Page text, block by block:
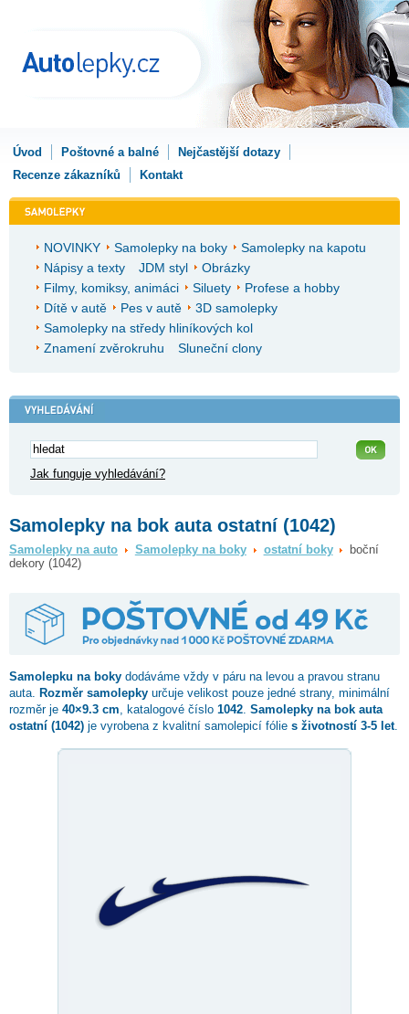
Úvod Poštovné a balné
Nejčastější dotazy
Recenze zákazníků
Kontakt
NOVINKY Samolepky na boky
Samolepky na kapotu
Nápisy a texty
JDM styl
Obrázky
Filmy, komiksy, animáci
Siluety
Profese a hobby
Dítě v autě
Pes v autě
3D samolepky
Samolepky na středy hliníkových kol
Znamení zvěrokruhu
Sluneční clony
Jak funguje vyhledávání?
Samolepky na bok auta ostatní (1042)
Samolepky na auto Samolepky na boky ostatní boky
boční
dekory (1042)
Samolepku na boky dodáváme vždy v páru na levou a pravou stranu
auta.
Rozměr samolepky určuje velikost pouze jedné strany, minimální
rozměr je 40×9.3 cm , katalogové číslo 1042 Samolepky na bok auta
ostatní (1042) je vyrobena z kvalitní samolepicí fólie s životností 3-5 let.